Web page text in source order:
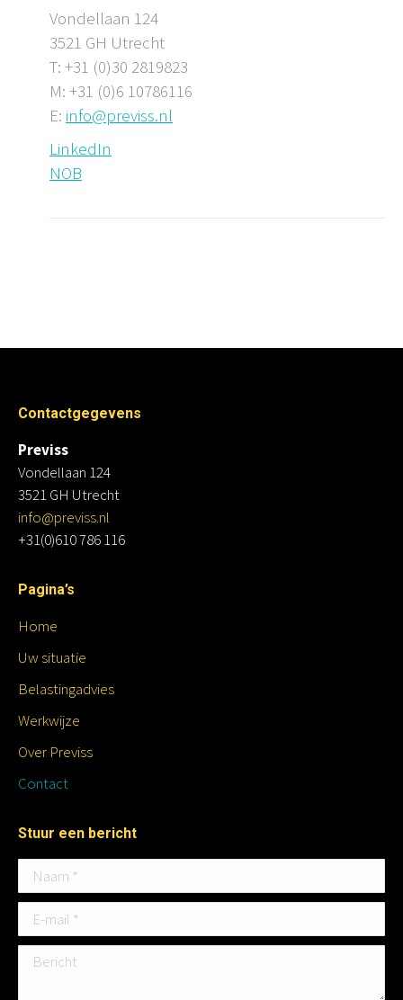
Vondellaan 124
3521 GH Utrecht
T: +31 (0)30 2819823
M: +31 (0)6 10786116
E: info@previss.nl
LinkedIn
NOB
Contactgegevens
Previss
Vondellaan 124
3521 GH Utrecht
info@previss.nl
+31(0)610 786 116
Pagina’s
Home
Uw situatie
Belastingadvies
Werkwijze
Over Previss
Contact
Stuur een bericht
Naam *
E-mail *
Bericht